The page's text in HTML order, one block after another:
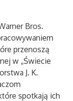
Bros.
przenoszą
w „Świecie
J. K.
spotkają ich